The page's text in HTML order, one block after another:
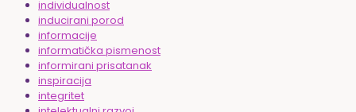
individualnost
inducirani porod
informacije
informatička pismenost
informirani prisatanak
inspiracija
integritet